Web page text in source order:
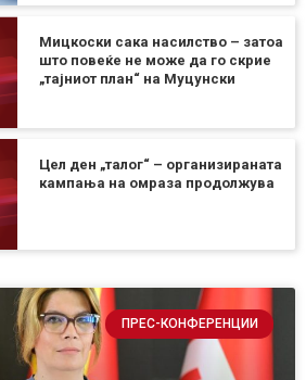
Мицкоски сака насилство – затоа
што повеќе не може да го скрие
„тајниот план“ на Муцунски
Цел ден „талог“ – организираната
кампања на омраза продолжува
ПРЕС-КОНФЕРЕНЦИИ